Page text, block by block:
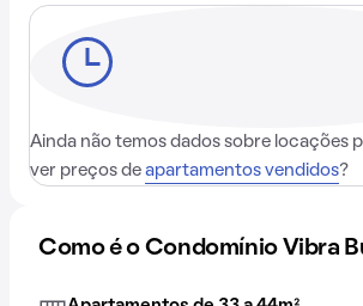
Ainda não temos dados sobre locações
ver preços de apartamentos vendidos?
Como é o Condomínio Vibra